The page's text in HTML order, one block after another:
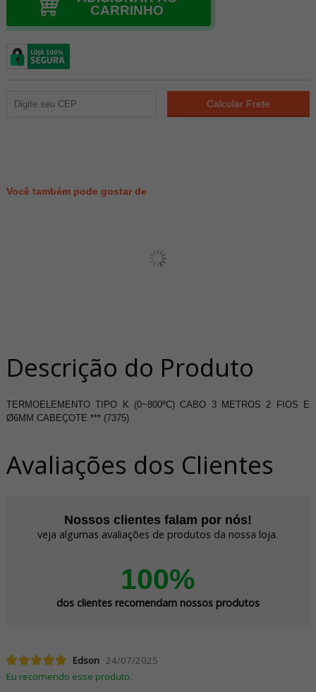
CARRINHO
Você também pode gostar de
Descrição do Produto
TERMOELEMENTO TIPO K (0~800ºC) CABO 3 METROS 2 FIOS E
Ø6MM CABEÇOTE *** (7375)
Avaliações dos Clientes
Nossos clientes falam por nós!
veja algumas avaliações de produtos da nossa loja.
100%
dos clientes recomendam nossos produtos
Edson 24/07/2025
Eu recomendo esse produto.